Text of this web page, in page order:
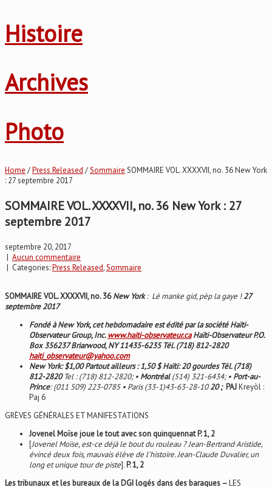
Histoire
Archives
Photo
Home /Press Released /Sommaire SOMMAIRE VOL. XXXXVII, no. 36 New York
: 27 septembre 2017
SOMMAIRE VOL. XXXXVII, no. 36 New York : 27
septembre 2017
septembre 20, 2017
| Aucun commentaire
| Categories:Press Released,Sommaire
SOMMAIRE VOL.XXXXVII, no. 36New York: Lè manke gid, pèp la gaye !27
septembre 2017
Fondé à New York, cet hebdomadaire est édité par la société Haïti-
Observateur Group, Inc.www.haiti-observateur.caHaïti-Observateur P.O.
Box 356237 Briarwood, NY 11435-6235 Tél. (718) 812-2820
haiti_observateur@yahoo.com
New York: $1,00 Partout ailleurs : 1,50 $ Haïti: 20 gourdes Tél. (718)
812-2820Tel : (718) 812-2820; • Montréal(514) 321-6434; • Port-au-
Prince: (011 509) 223-0785 • Paris (33-1)43-63-28-1020 ; PAJKreyòl :
Paj 6
GRÈVES GÉNÉRALES ET MANIFESTATIONS
Jovenel Moïse joue le tout avec son quinquennatP. 1, 2
[Jovenel Moïse, est-ce déjà le bout du rouleau ? Jean-Bertrand Aristide,
évincé deux fois, mauvais élève de l’histoire. Jean-Claude Duvalier, un
long et unique tour de piste].P. 1, 2
Les tribunaux et les bureaux de la DGI logés dans des baraques –LES